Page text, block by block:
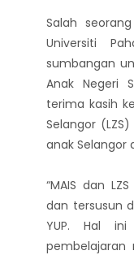
Salah
Universiti
sumbangan
Anak Negeri
terima kasih
Selangor
anak Selangor
“MAIS dan
dan tersusun
YUP. Hal
pembelajaran